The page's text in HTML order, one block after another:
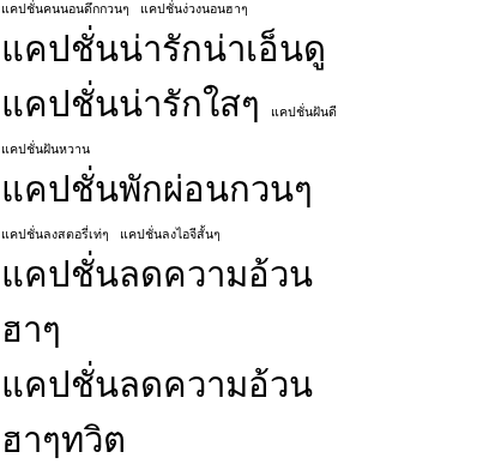
แคปชั่นคนนอนดึกกวนๆ
แคปชั่นง่วงนอนฮาๆ
แคปชั่นน่ารักน่าเอ็นดู
แคปชั่นน่ารักใสๆ
แคปชั่นฝันดี
แคปชั่นฝันหวาน
แคปชั่นพักผ่อนกวนๆ
แคปชั่นลงสตอรี่เท่ๆ แคปชั่นลงไอจีสั้นๆ
แคปชั่นลดความอ้วน
ฮาๆ
แคปชั่นลดความอ้วน
ฮาๆทวิต